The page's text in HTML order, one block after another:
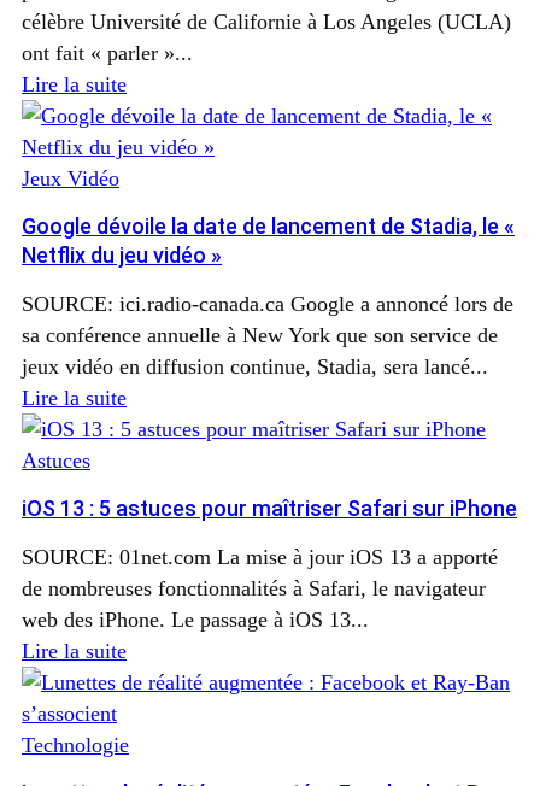
célèbre Université de Californie à Los Angeles (UCLA)
ont fait « parler »...
Lire la suite
Jeux Vidéo
Google dévoile la date de lancement de Stadia, le «
Netflix du jeu vidéo »
SOURCE: ici.radio-canada.ca Google a annoncé lors de
sa conférence annuelle à New York que son service de
jeux vidéo en diffusion continue, Stadia, sera lancé...
Lire la suite
Astuces
iOS 13 : 5 astuces pour maîtriser Safari sur iPhone
SOURCE: 01net.com La mise à jour iOS 13 a apporté
de nombreuses fonctionnalités à Safari, le navigateur
web des iPhone. Le passage à iOS 13...
Lire la suite
Technologie